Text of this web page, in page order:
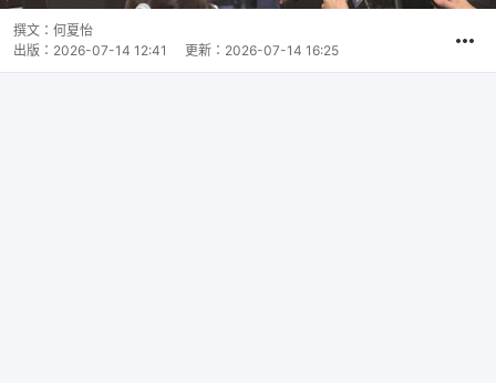
撰文： 何夏怡
出版： 2026-07-14 12:41 更新： 2026-07-14 16:25